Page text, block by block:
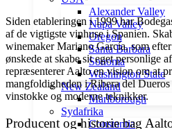
Alexander Valley
Napa Valley
Oregon
Santa Barbara
Sonoma
Washington State
New Zealand
Marlborough
Sydafrika
Constantia
Siden etableringen i 1999 har
af de vigtigste vinhuse i Spanien.
winemaker Mariano García, som
ønskede at skabe sit eget personlige
repræsenterer Aalto en vision om at
mangfoldigheden i Ribera del
vinstokke og moderne teknikker.
Producent og historie bag